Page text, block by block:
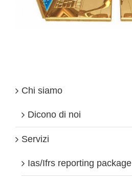
Chi siamo
Dicono di noi
Servizi
Ias/Ifrs reporting package